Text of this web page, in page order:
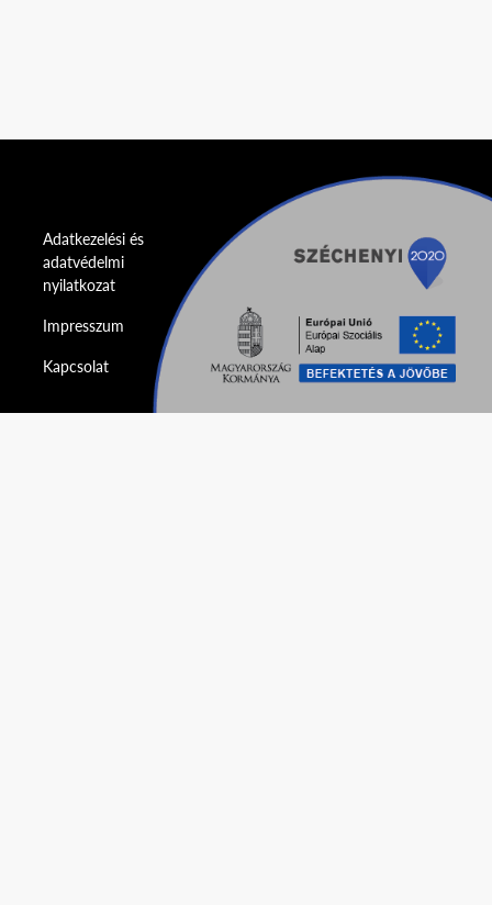
Adatkezelési és
adatvédelmi
nyilatkozat
Impresszum
Kapcsolat